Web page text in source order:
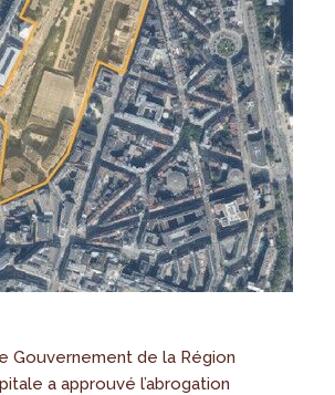
Gouvernement de la Région
a approuvé l’abrogation